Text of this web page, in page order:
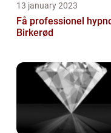
13 january 2023
Få professionel
Birkerød